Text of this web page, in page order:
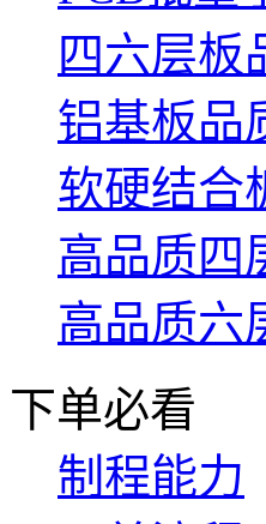
四六层板
铝基板品
软硬结合
高品质四
高品质六
下单必看
制程能力